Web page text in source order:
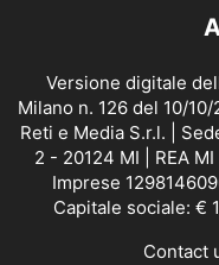
Versione digitale
Milano n. 126 del 10/
Reti e Media S.r.l. |
2 - 20124 MI | REA
Imprese
Capitale sociale: €
Contact